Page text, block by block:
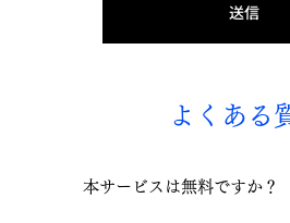
送信
よくある
本サービスは無料ですか？